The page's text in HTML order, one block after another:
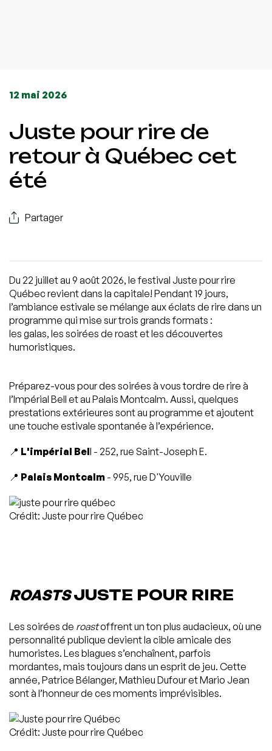
12 mai 2026
Juste pour rire de
retour à Québec cet
été
Partager
Du 22 juillet au 9 août 2026, le festival Juste pour rire
Québec revient dans la capitale! Pendant 19 jours,
l’ambiance estivale se mélange aux éclats de rire dans un
programme qui mise sur trois grands formats :
les galas, les soirées de roast et les découvertes
humoristiques.
Préparez-vous pour des soirées à vous tordre de rire à
l’Impérial Bell et au Palais Montcalm. Aussi, quelques
prestations extérieures sont au programme et ajoutent
une touche estivale spontanée à l’expérience.
📍 L'impérial Bell - 252, rue Saint-Joseph E.
📍 Palais Montcalm - 995, rue D'Youville
Crédit: Juste pour rire Québec
ROASTSJUSTE POUR RIRE
Les soirées de roastoffrent un ton plus audacieux, où une
personnalité publique devient la cible amicale des
humoristes. Les blagues s’enchaînent, parfois
mordantes, mais toujours dans un esprit de jeu. Cette
année, Patrice Bélanger, Mathieu Dufour et Mario Jean
sont à l’honneur de ces moments imprévisibles.
Crédit: Juste pour rire Québec